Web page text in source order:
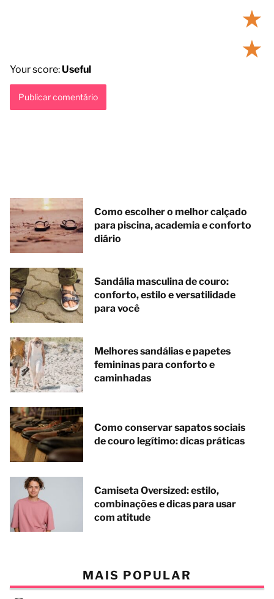
★
★
Your score: Useful
Como escolher o melhor calçado
para piscina, academia e conforto
diário
Sandália masculina de couro:
conforto, estilo e versatilidade
para você
Melhores sandálias e papetes
femininas para conforto e
caminhadas
Como conservar sapatos sociais
de couro legítimo: dicas práticas
Camiseta Oversized: estilo,
combinações e dicas para usar
com atitude
MAIS POPULAR